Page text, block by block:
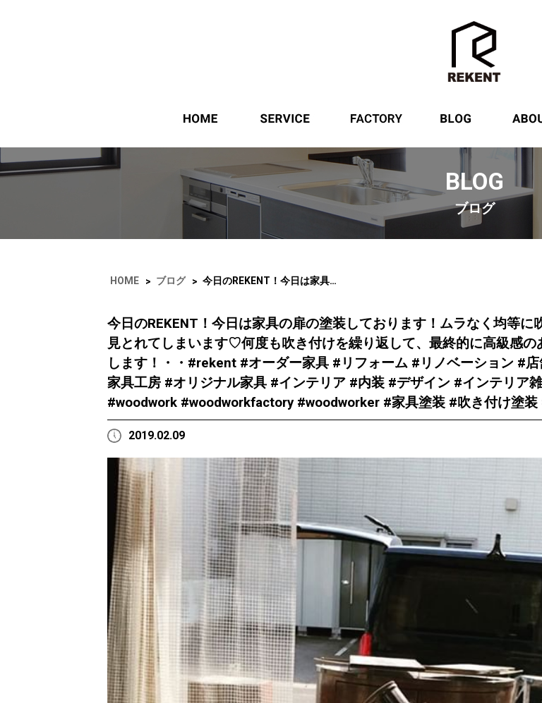
BLOG
ブログ
HOME > ブログ > 今日のREKENT！今日は家具の扉の塗装しております！ムラなく均等に吹き付ける職人技。見とれてしまいます♡何度も吹き付けを繰り返して、最終的に高級感のある仕上がりを目指します！・・#rekent #オーダー家具 #リフォーム #リノベーション #店舗デザイン #設計 #家具工房 #オリジナル家具 #インテリア #内装 #デザイン #インテリア雑貨 #orderfurniture #woodwork #woodworkfactory #woodworker #家具塗装 #吹き付け塗装 #職人技
今日のREKENT！今日は家具の扉の塗装しております！ムラなく均等に
見とれてしまいます♡何度も吹き付けを繰り返して、最終的に高級感の
します！・・#rekent #オーダー家具 #リフォーム #リノベーション #
家具工房 #オリジナル家具 #インテリア #内装 #デザイン #インテリア
#woodwork #woodworkfactory #woodworker #家具塗装 #吹き付け塗装
2019.02.09